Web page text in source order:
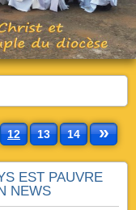
12 13 14 »
EST PAUVRE
NEWS